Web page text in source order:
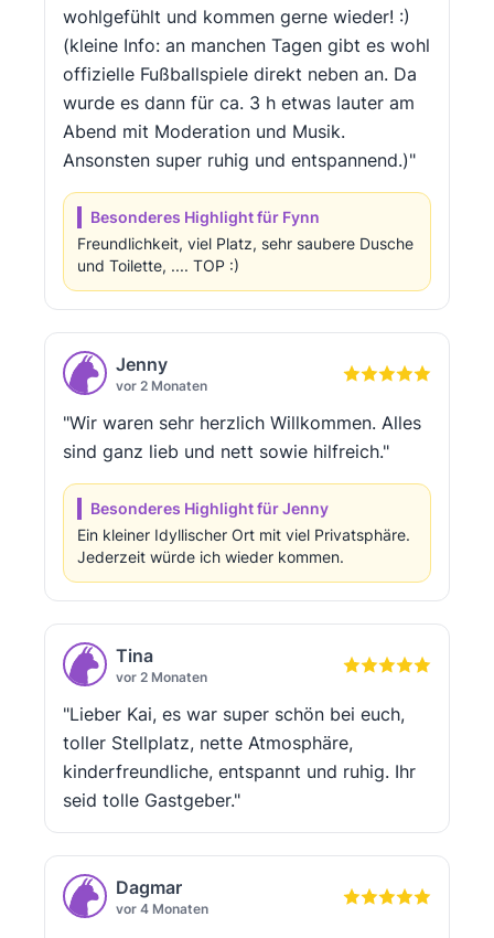
wohlgefühlt und kommen gerne wieder! :)
(kleine Info: an manchen Tagen gibt es wohl
offizielle Fußballspiele direkt neben an. Da
wurde es dann für ca. 3 h etwas lauter am
Abend mit Moderation und Musik.
Ansonsten super ruhig und entspannend.)"
Besonderes Highlight für Fynn
Freundlichkeit, viel Platz, sehr saubere Dusche
und Toilette, .... TOP :)
Jenny
vor 2 Monaten
"Wir waren sehr herzlich Willkommen. Alles
sind ganz lieb und nett sowie hilfreich."
Besonderes Highlight für Jenny
Ein kleiner Idyllischer Ort mit viel Privatsphäre.
Jederzeit würde ich wieder kommen.
Tina
vor 2 Monaten
"Lieber Kai, es war super schön bei euch,
toller Stellplatz, nette Atmosphäre,
kinderfreundliche, entspannt und ruhig. Ihr
seid tolle Gastgeber."
Dagmar
vor 4 Monaten